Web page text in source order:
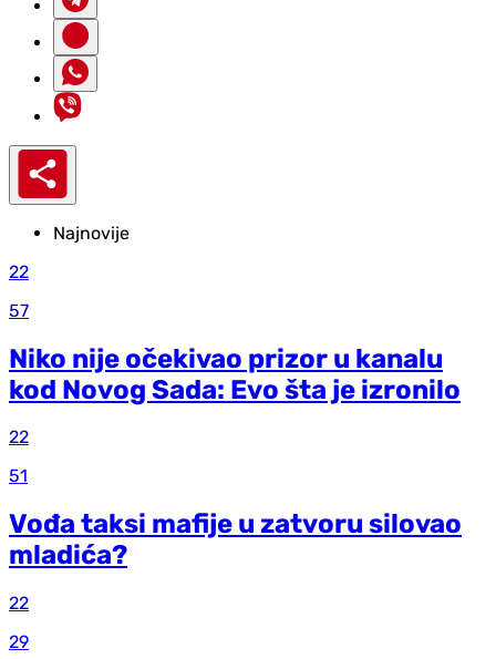
Najnovije
22
57
Niko nije očekivao prizor u kanalu
kod Novog Sada: Evo šta je izronilo
22
51
Vođa taksi mafije u zatvoru silovao
mladića?
22
29